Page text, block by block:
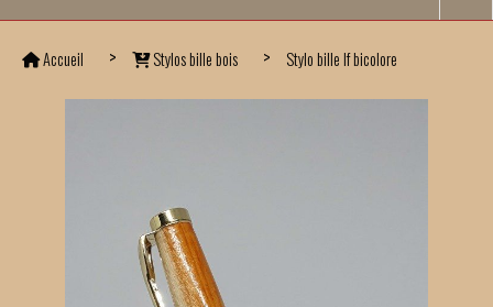
Accueil Stylos bille bois Stylo bille If bicolore